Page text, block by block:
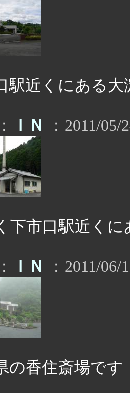
駅近くにある大
ＩＮ ：2011/
下市口駅近く
ＩＮ ：2011/
の香住斎場です